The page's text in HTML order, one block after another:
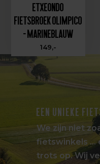
Etxeondo
Fietsbroek Olimpico
- Marineblauw
149,-
EEN UNIEKE
We zijn niet
fietswinkels …
trots op. Wij